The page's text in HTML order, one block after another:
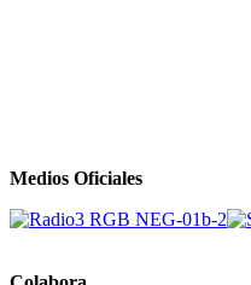
Medios Oficiales